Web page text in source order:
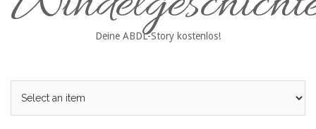
Deine ABDL-Story kostenlos!